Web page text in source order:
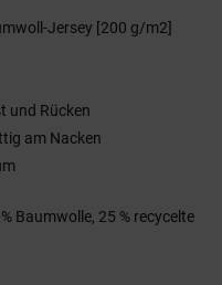
Jersey [200 g/m2]
und Rücken
am Nacken
Baumwolle, 25 % recycelte